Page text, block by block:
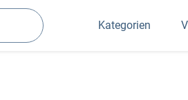
Suchen
Kategorien